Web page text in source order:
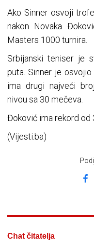
Ako Sinner osvoji
nakon Novaka
Masters 1000 turnira.
Srbijanski teniser je
puta. Sinner je
ima drugi najveći
nivou sa 30 mečeva.
Đoković ima rekord od
(Vijesti.ba)
Chat čitatelja